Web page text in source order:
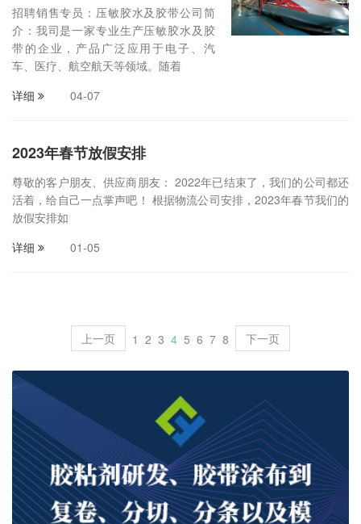
招聘销售专员：压敏胶水及胶带公司简
介：我司是一家专业生产压敏胶水及胶
带的企业，产品广泛应用于电子、汽
车、医疗、航空航天等领域。随着
详细
04-07
2023年春节放假安排
尊敬的客户朋友、供应商朋友： 2022年已结束了，我们的公司都还
活着，给自己一点掌声吧！ 根据物流公司安排，2023年春节我们的
放假安排如
详细
01-05
上一页 1 2 3 4 5 6 7 8 下一页